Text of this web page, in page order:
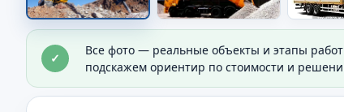
Спецтехника на объекте
Видно технику в условиях реального
✓
Все фото — реальные объекты и этапы
подскажем ориентир по стоимости и